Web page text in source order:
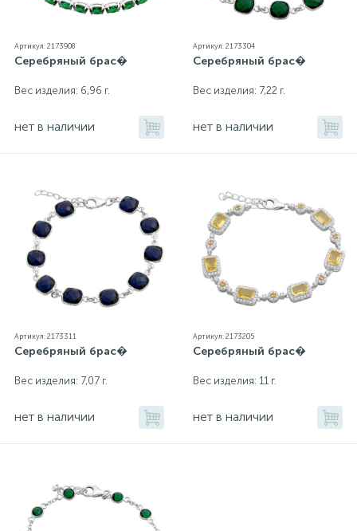
Артикул: 2173908
Серебряный брас�
Вес изделия: 6,96 г.
нет в наличии
Артикул: 2173304
Серебряный брас�
Вес изделия: 7,22 г.
нет в наличии
Артикул: 2173311
Серебряный брас�
Вес изделия: 7,07 г.
нет в наличии
Артикул: 2173205
Серебряный брас�
Вес изделия: 11 г.
нет в наличии